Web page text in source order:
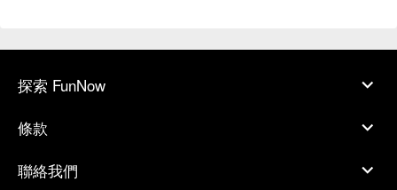
探索 FunNow
條款
聯絡我們